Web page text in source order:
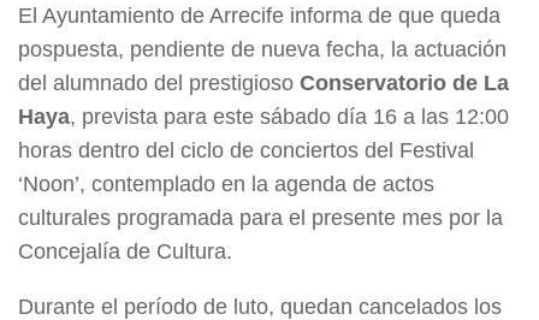
El Ayuntamiento de Arrecife informa de que queda
pospuesta, pendiente de nueva fecha, la actuación
del alumnado del prestigioso Conservatorio de La
Haya, prevista para este sábado día 16 a las 12:00
horas dentro del ciclo de conciertos del Festival
‘Noon’, contemplado en la agenda de actos
culturales programada para el presente mes por la
Concejalía de Cultura.
Durante el período de luto, quedan cancelados los